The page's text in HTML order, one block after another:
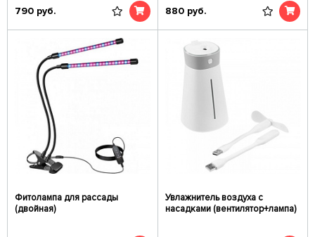
790 руб. 880 руб.
Фитолампа для рассады
(двойная)
Увлажнитель воздуха с
насадками (вентилятор+лампа)